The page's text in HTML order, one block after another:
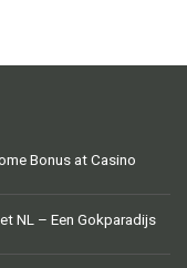
Bonus at Casino
NL – Een Gokparadijs